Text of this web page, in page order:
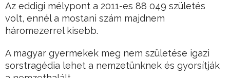
Az eddigi mélypont a 2011-es 88 049 születés
volt, ennél a mostani szám majdnem
háromezerrel kisebb.
A magyar gyermekek meg nem születése igazi
sorstragédia lehet a nemzetünknek és gyorsítják